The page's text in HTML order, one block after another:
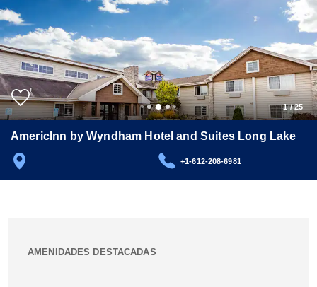
1/25
AmericInn by Wyndham Hotel and Suites Long Lake
+1-612-208-6981
AMENIDADES DESTACADAS